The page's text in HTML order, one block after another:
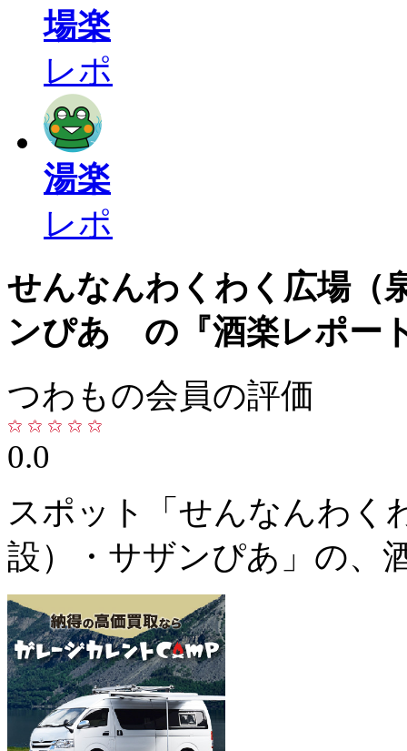
場楽
レポ
湯楽
レポ
せんなんわくわく広場（
ンぴあ の『酒楽レポー
つわもの会員の評価
0.0
スポット「せんなんわく
設）・サザンぴあ」の、